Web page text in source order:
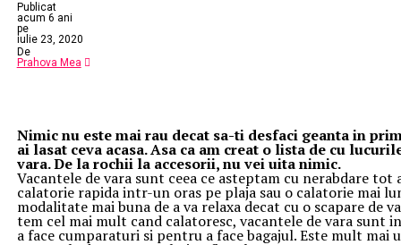
Publicat
acum 6 ani
pe
iulie 23, 2020
De
Prahova Mea
Nimic nu este mai rau decat sa-ti desfaci geanta in
ai lasat ceva acasa. Asa ca am creat o lista de cu
vara. De la rochii la accesorii, nu vei uita nimic.
Vacantele de vara sunt ceea ce asteptam cu nerabdare tot
calatorie rapida intr-un oras pe plaja sau o calatorie mai
modalitate mai buna de a va relaxa decat cu o scapare de
tem cel mai mult cand calatoresc, vacantele de vara sunt
a face cumparaturi si pentru a face bagajul. Este mult mai